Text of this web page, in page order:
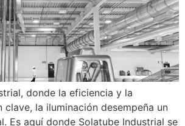
donde la eficiencia y la
la iluminación desempeña un
Es aquí donde Solatube Industrial se